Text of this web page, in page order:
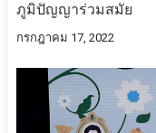
ภูมิปัญญาร่วมสมัย
กรกฎาคม 17, 2022